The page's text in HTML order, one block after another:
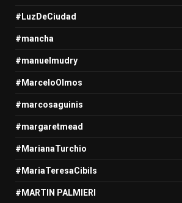
#LuzDeCiudad
#mancha
#manuelmudry
#MarceloOlmos
#marcosaguinis
#margaretmead
#MarianaTurchio
#MariaTeresaCibils
#MARTIN PALMIERI